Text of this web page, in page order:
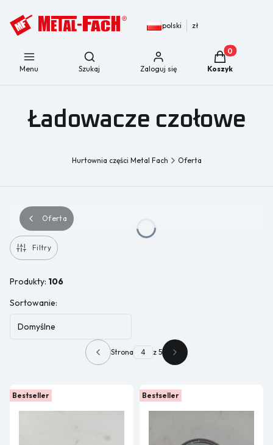
polski zł
Menu
Otwórz wyszukiwarkę
Szukaj Zaloguj się
Produkty w
Koszyk
Ładowacze czołowe
Hurtownia części Metal Fach Oferta
Oferta
Filtry
Produkty: 106
Lista produktów
Sortowanie:
Domyślne
Poprzednie produkty
Strona z 5 Następne produkty
Bestseller Bestseller